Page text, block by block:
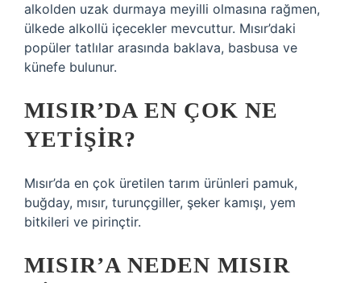
alkolden uzak durmaya meyilli olmasına rağmen,
ülkede alkollü içecekler mevcuttur. Mısır’daki
popüler tatlılar arasında baklava, basbusa ve
künefe bulunur.
MISIR’DA EN ÇOK NE
YETIŞIR?
Mısır’da en çok üretilen tarım ürünleri pamuk,
buğday, mısır, turunçgiller, şeker kamışı, yem
bitkileri ve pirinçtir.
MISIR’A NEDEN MISIR